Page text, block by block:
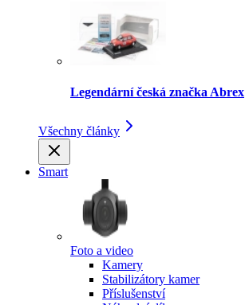
Legendární česká značka Abrex
Všechny články
Smart
Foto a video
Kamery
Stabilizátory kamer
Příslušenství